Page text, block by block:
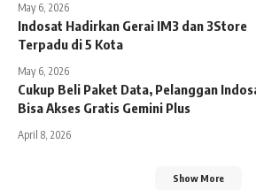
May 6, 2026
Indosat Hadirkan Gerai IM3 dan 3Store
Terpadu di 5 Kota
May 6, 2026
Cukup Beli Paket Data, Pelanggan
Bisa Akses Gratis Gemini Plus
April 8, 2026
Show More